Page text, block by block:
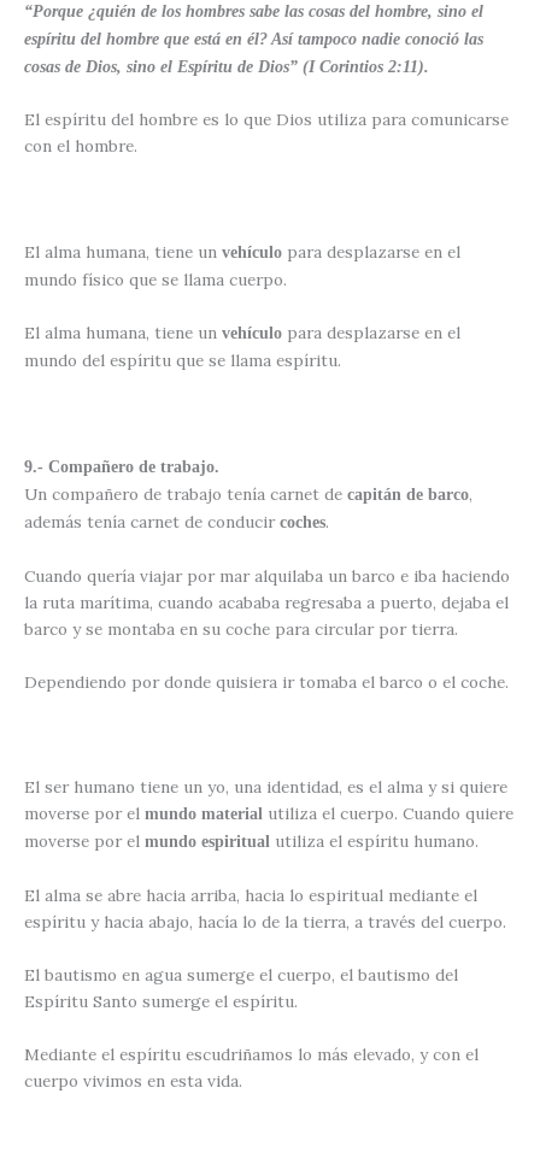
“Porque ¿quién de los hombres sabe las cosas del hombre, sino el
espíritu del hombre que está en él? Así tampoco nadie conoció las
cosas de Dios, sino el Espíritu de Dios” (I Corintios 2:11).
El espíritu del hombre es lo que Dios utiliza para comunicarse
con el hombre.
El alma humana, tiene un vehículo para desplazarse en el
mundo físico que se llama cuerpo.
El alma humana, tiene un vehículo para desplazarse en el
mundo del espíritu que se llama espíritu.
9.- Compañero de trabajo.
Un compañero de trabajo tenía carnet de capitán de barco,
además tenía carnet de conducir coches.
Cuando quería viajar por mar alquilaba un barco e iba haciendo
la ruta marítima, cuando acababa regresaba a puerto, dejaba el
barco y se montaba en su coche para circular por tierra.
Dependiendo por donde quisiera ir tomaba el barco o el coche.
El ser humano tiene un yo, una identidad, es el alma y si quiere
moverse por el mundo material utiliza el cuerpo. Cuando quiere
moverse por el mundo espiritual utiliza el espíritu humano.
El alma se abre hacia arriba, hacia lo espiritual mediante el
espíritu y hacia abajo, hacía lo de la tierra, a través del cuerpo.
El bautismo en agua sumerge el cuerpo, el bautismo del
Espíritu Santo sumerge el espíritu.
Mediante el espíritu escudriñamos lo más elevado, y con el
cuerpo vivimos en esta vida.